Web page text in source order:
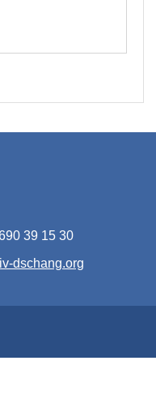
39 15 30
dschang.org